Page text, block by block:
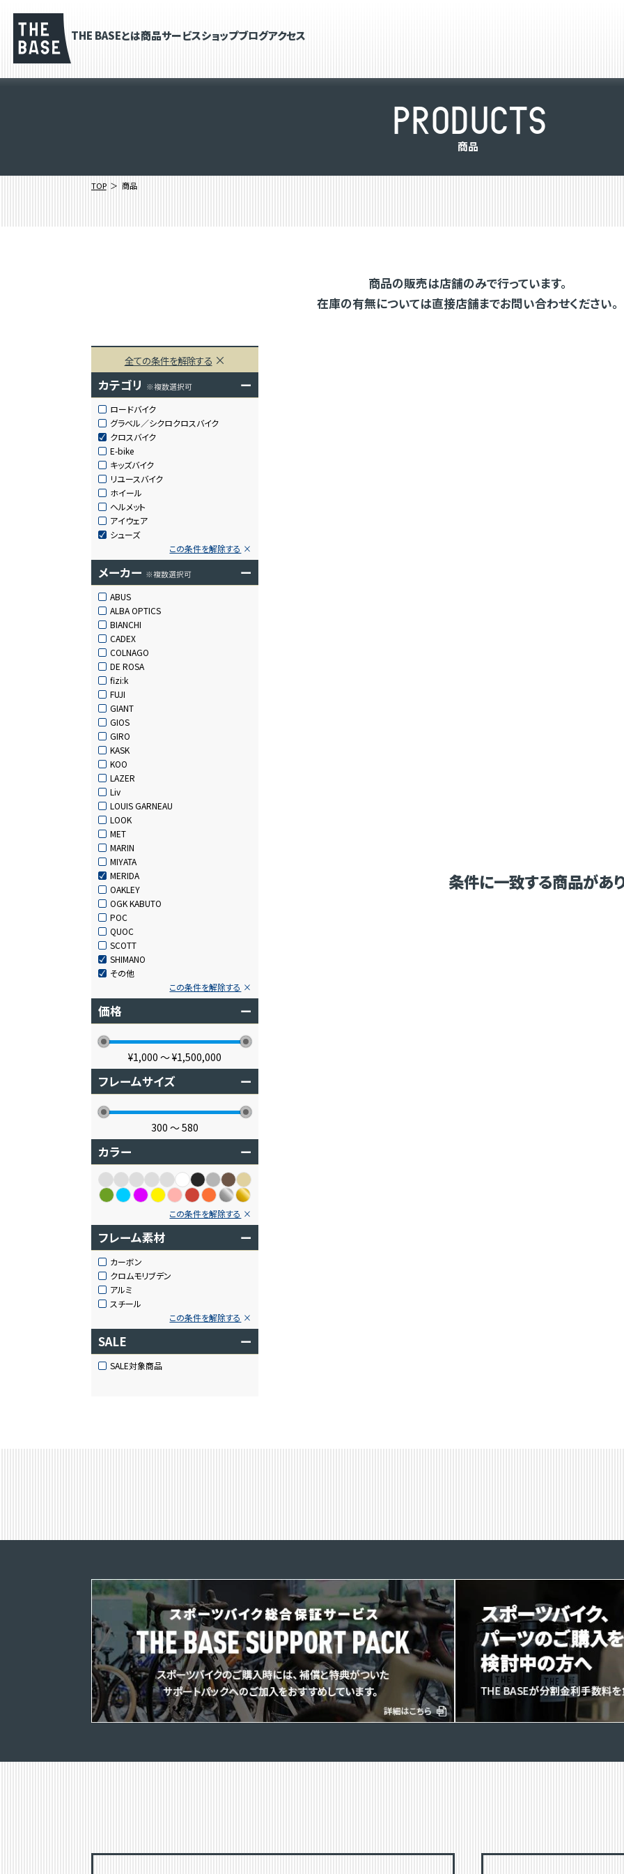
THE BASEとは商品サービスショップブログアクセス
PRODUCTS
商品
TOP 商品
商品の販売は店舗のみで行っています。
在庫の有無については直接店舗までお問い合わせください。
全ての条件を解除する
カテゴリ ※複数選択可 ー
ロードバイク
グラベル／シクロクロスバイク
クロスバイク
E-bike
キッズバイク
リユースバイク
ホイール
ヘルメット
アイウェア
シューズ
この条件を解除する
メーカー ※複数選択可 ー
ABUS
ALBA OPTICS
BIANCHI
CADEX
COLNAGO
DE ROSA
fizi:k
FUJI
GIANT
GIOS
GIRO
KASK
KOO
LAZER
Liv
LOUIS GARNEAU
LOOK
MET
MARIN
MIYATA
MERIDA
OAKLEY
OGK KABUTO
POC
QUOC
SCOTT
SHIMANO
その他
この条件を解除する
価格 ー
¥1,000 〜¥1,500,000
フレームサイズ ー
300 〜580
カラー ー
この条件を解除する
フレーム素材 ー
カーボン
クロムモリブデン
アルミ
スチール
この条件を解除する
SALE ー
SALE対象商品
条件に一致する商品があ